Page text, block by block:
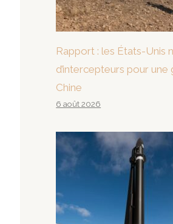
Rapport : les États-Unis
d’intercepteurs pour
Chine
6 août 2026